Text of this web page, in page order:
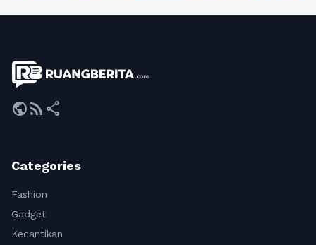
publicrss_feed share
Categories
Fashion
Gadget
Kecantikan